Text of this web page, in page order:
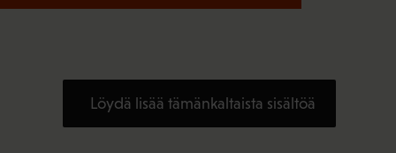
Löydä lisää tämänkaltaista sisältöä